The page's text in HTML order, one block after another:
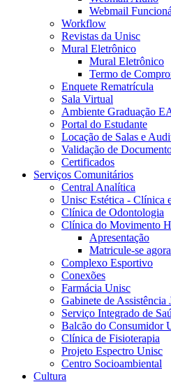
Webmail
Workflow
Revistas da Unisc
Mural Eletrônico
Mural Eletrônico
Termo de
Enquete Rematrícula
Sala Virtual
Ambiente Graduação
Portal do Estudante
Locação de Salas e
Validação de
Certificados
Serviços Comunitários
Central Analítica
Unisc Estética - Clínica
Clínica de Odontologia
Clínica do Movimento
Apresentação
Matricule-se agora
Complexo Esportivo
Conexões
Farmácia Unisc
Gabinete de Assistência
Serviço Integrado de
Balcão do Consumidor
Clínica de Fisioterapia
Projeto Espectro Unisc
Centro Socioambiental
Cultura